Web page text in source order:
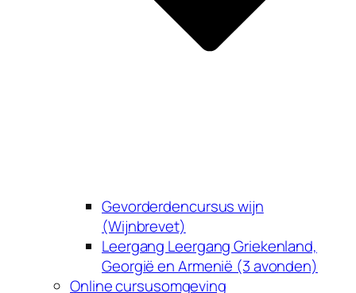
Gevorderdencursus wijn
(Wijnbrevet)
Leergang Leergang Griekenland,
Georgië en Armenië (3 avonden)
Online cursusomgeving